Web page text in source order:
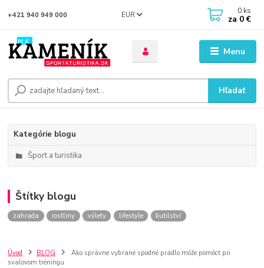
Menu
EUR
Hľadať
+421 940 949 000 0 ks
za 0 €
Kategórie blogu
Šport a turistika
Štítky blogu
zahrada rostliny výlety lifestyle kutilství
Úvod BLOG
Ako správne vybrané spodné prádlo môže pomôcť pri
svalovom tréningu